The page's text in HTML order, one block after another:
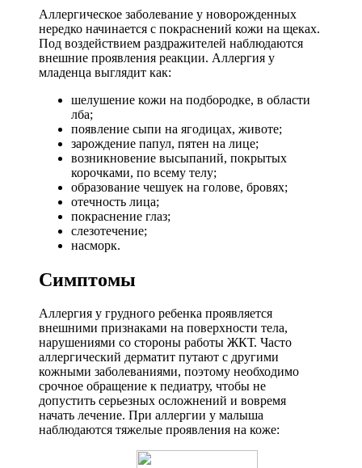
Аллергическое заболевание у новорожденных
нередко начинается с покраснений кожи на щеках.
Под воздействием раздражителей наблюдаются
внешние проявления реакции. Аллергия у
младенца выглядит как:
шелушение кожи на подбородке, в области
лба;
появление сыпи на ягодицах, животе;
зарождение папул, пятен на лице;
возникновение высыпаний, покрытых
корочками, по всему телу;
образование чешуек на голове, бровях;
отечность лица;
покраснение глаз;
слезотечение;
насморк.
Симптомы
Аллергия у грудного ребенка проявляется
внешними признаками на поверхности тела,
нарушениями со стороны работы ЖКТ. Часто
аллергический дерматит путают с другими
кожными заболеваниями, поэтому необходимо
срочное обращение к педиатру, чтобы не
допустить серьезных осложнений и вовремя
начать лечение. При аллергии у малыша
наблюдаются тяжелые проявления на коже: